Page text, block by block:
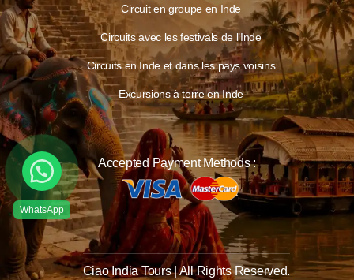
Circuit en groupe en Inde
Circuits avec les festivals de l’Inde
Circuits en Inde et dans les pays voisins
Excursions à terre en Inde
Accepted Payment Methods :
Ciao India Tours | All Rights Reserved.